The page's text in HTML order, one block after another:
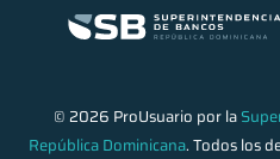
© 2026 ProUsuario por la
República Dominicana. Todos los